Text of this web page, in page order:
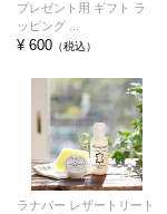
プレゼント用 ギフト ラ
ッピング ...
¥ 600 （税込）
ラナパー レザートリート